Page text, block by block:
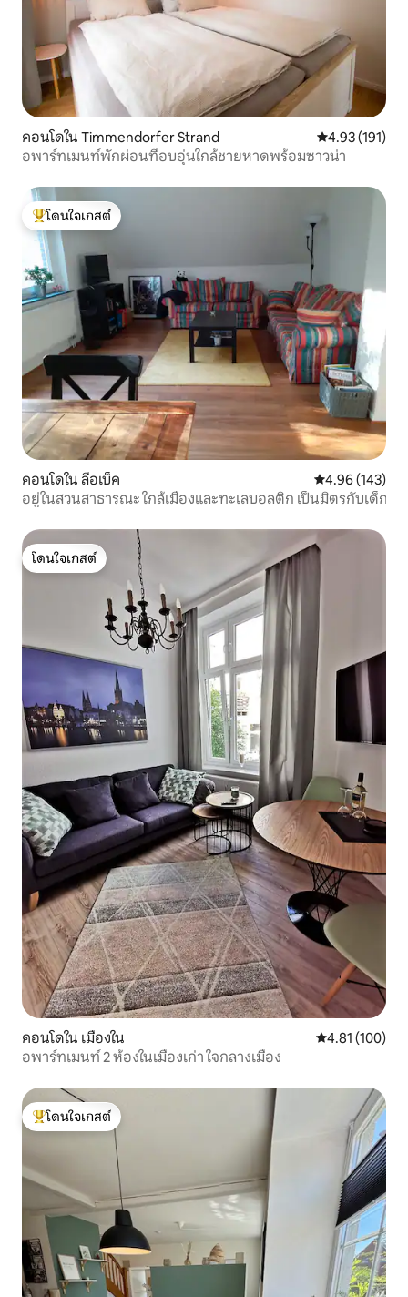
คอนโดใน Timmendorfer Strand คะแนนเฉลี่ย
4.93 (191)
อพาร์ทเมนท์พักผ่อนที่อบอุ่นใกล้ชายหาดพร้อมซาวน่า
โดนใจเกสต์ที่สุด
โดนใจเกสต์
คอนโดใน ลือเบ็ค คะแนนเฉลี่ย
4.96 (143)
อยู่ในสวนสาธารณะ ใกล้เมืองและทะเลบอลติก เป็นมิตรกับเด็ก
โดนใจเกสต์
โดนใจเกสต์
คอนโดใน เมืองใน คะแนนเฉลี่ย
4.81 (100)
อพาร์ทเมนท์ 2 ห้องในเมืองเก่า ใจกลางเมือง
โดนใจเกสต์ที่สุด
โดนใจเกสต์